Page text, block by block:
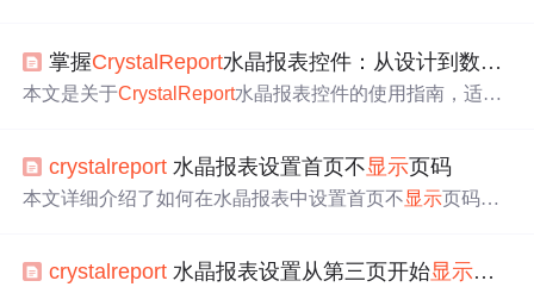
法，确保数据能够完整展示。
掌握CrystalReport水晶报表控件：从设计到数据展示的全面示例
本文是关于Crystal Report水晶报表控件的使用指南，适用
法，还说明了在.NET环境中安装、引用控件的过程，以及
报表元素使用、子报表嵌套、数据源设置和计算 字段创建
crystalreport 水晶报表设置首页不显示页码
本文详细介绍了如何在水晶报表中设置首页不显示页码，
crystalreport 水晶报表设置从第三页开始显示页码